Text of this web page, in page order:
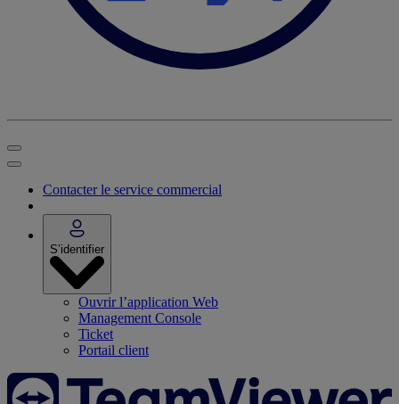
Contacter le service commercial
S’identifier
Ouvrir l’application Web
Management Console
Ticket
Portail client